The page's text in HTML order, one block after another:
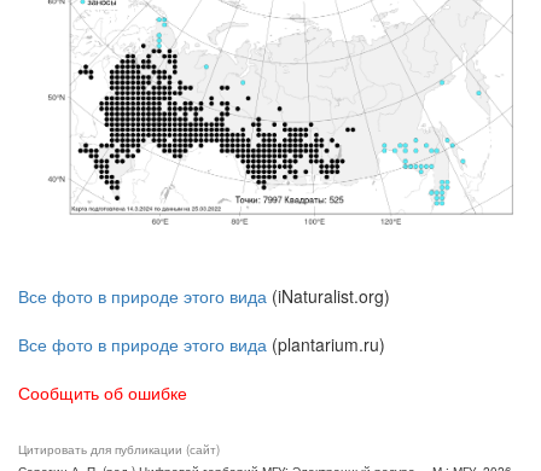
Все фото в природе этого вида (iNaturalist.org)
Все фото в природе этого вида (plantarium.ru)
Сообщить об ошибке
Цитировать для публикации (сайт)